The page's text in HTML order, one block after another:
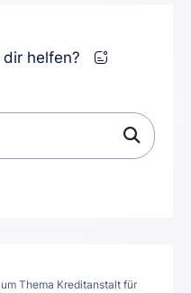
helfen?
Thema Kreditanstalt für